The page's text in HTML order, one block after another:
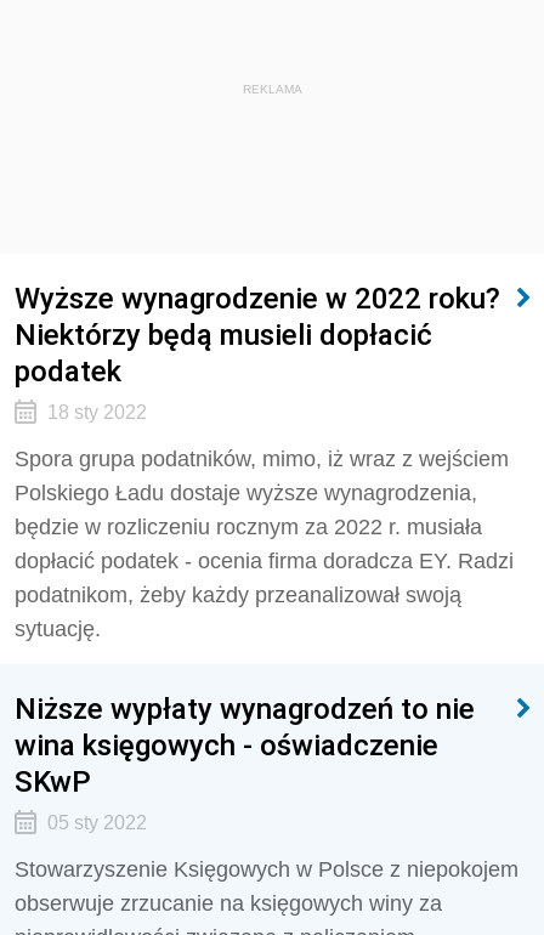
REKLAMA
Wyższe wynagrodzenie w 2022 roku?
Niektórzy będą musieli dopłacić
podatek
18 sty 2022
Spora grupa podatników, mimo, iż wraz z wejściem
Polskiego Ładu dostaje wyższe wynagrodzenia,
będzie w rozliczeniu rocznym za 2022 r. musiała
dopłacić podatek - ocenia firma doradcza EY. Radzi
podatnikom, żeby każdy przeanalizował swoją
sytuację.
Niższe wypłaty wynagrodzeń to nie
wina księgowych - oświadczenie
SKwP
05 sty 2022
Stowarzyszenie Księgowych w Polsce z niepokojem
obserwuje zrzucanie na księgowych winy za